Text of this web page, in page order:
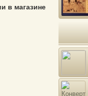
в магазине